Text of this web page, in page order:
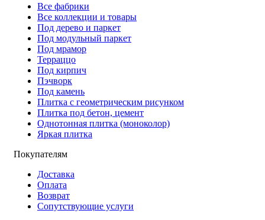
Все фабрики
Все коллекции и товары
Под дерево и паркет
Под модульный паркет
Под мрамор
Терраццо
Под кирпич
Пэчворк
Под камень
Плитка с геометрическим рисунком
Плитка под бетон, цемент
Однотонная плитка (моноколор)
Яркая плитка
Покупателям
Доставка
Оплата
Возврат
Сопутствующие услуги